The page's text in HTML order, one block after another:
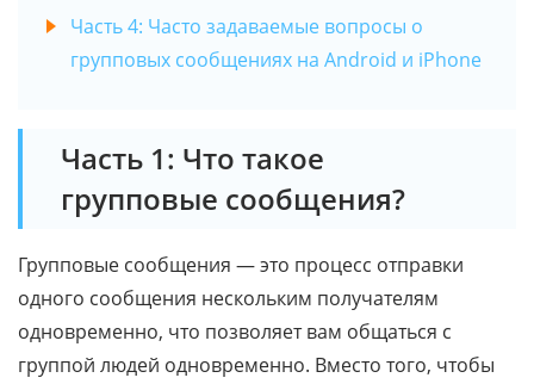
Часть 4: Часто задаваемые вопросы о
групповых сообщениях на Android и iPhone
Часть 1: Что такое
групповые сообщения?
Групповые сообщения — это процесс отправки
одного сообщения нескольким получателям
одновременно, что позволяет вам общаться с
группой людей одновременно. Вместо того, чтобы